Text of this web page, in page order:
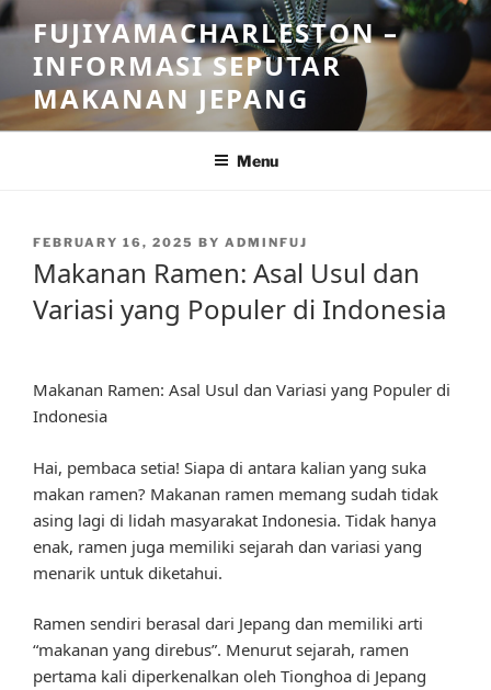
Skip
to
content
FUJIYAMACHARLESTON –
INFORMASI SEPUTAR
MAKANAN JEPANG
Menu
POSTED
FEBRUARY 16, 2025 BY ADMINFUJ
Makanan Ramen: Asal Usul dan
Variasi yang Populer di Indonesia
Makanan Ramen: Asal Usul dan Variasi yang Populer di
Indonesia
Hai, pembaca setia! Siapa di antara kalian yang suka
makan ramen? Makanan ramen memang sudah tidak
asing lagi di lidah masyarakat Indonesia. Tidak hanya
enak, ramen juga memiliki sejarah dan variasi yang
menarik untuk diketahui.
Ramen sendiri berasal dari Jepang dan memiliki arti
“makanan yang direbus”. Menurut sejarah, ramen
pertama kali diperkenalkan oleh Tionghoa di Jepang